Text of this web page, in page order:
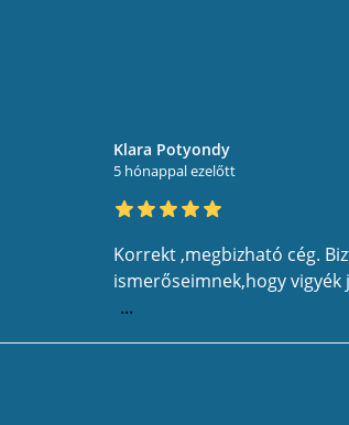
Klara Potyondy
5 hónappal ezelőtt
Korrekt ,megbizható cég.
ismerőseimnek,hogy vigyék
...